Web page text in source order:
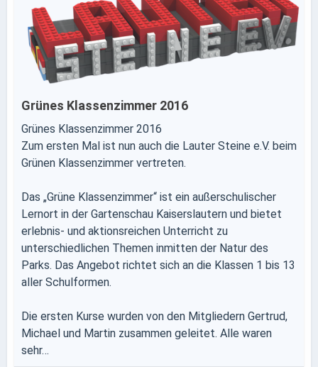
Grünes Klassenzimmer 2016
Grünes Klassenzimmer 2016
Zum ersten Mal ist nun auch die Lauter Steine e.V. beim
Grünen Klassenzimmer vertreten.
Das „Grüne Klassenzimmer“ ist ein außerschulischer
Lernort in der Gartenschau Kaiserslautern und bietet
erlebnis- und aktionsreichen Unterricht zu
unterschiedlichen Themen inmitten der Natur des
Parks. Das Angebot richtet sich an die Klassen 1 bis 13
aller Schulformen.
Die ersten Kurse wurden von den Mitgliedern Gertrud,
Michael und Martin zusammen geleitet. Alle waren
sehr…